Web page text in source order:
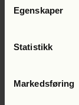
Egenskaper
Statistikk
Markedsføring